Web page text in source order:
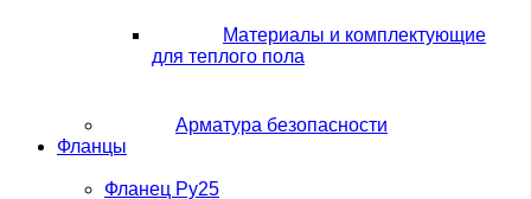
Материалы и комплектующие
для теплого пола
Арматура безопасности
Фланцы
Фланец Ру25